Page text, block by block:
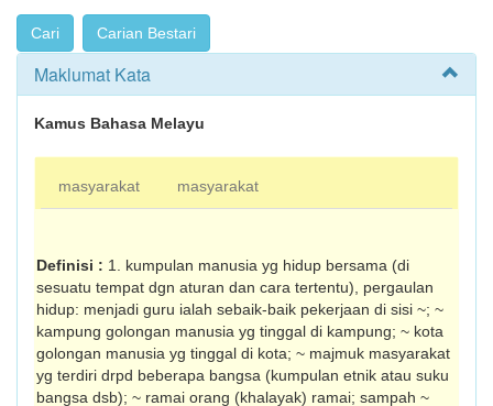
Maklumat Kata
Kamus Bahasa Melayu
masyarakat masyarakat
Definisi : 1. kumpulan manusia yg hidup bersama (di
sesuatu tempat dgn aturan dan cara tertentu), pergaulan
hidup: menjadi guru ialah sebaik-baik pekerjaan di sisi ~; ~
kampung golongan manusia yg tinggal di kampung; ~ kota
golongan manusia yg tinggal di kota; ~ majmuk masyarakat
yg terdiri drpd beberapa bangsa (kumpulan etnik atau suku
bangsa dsb); ~ ramai orang (khalayak) ramai; sampah ~